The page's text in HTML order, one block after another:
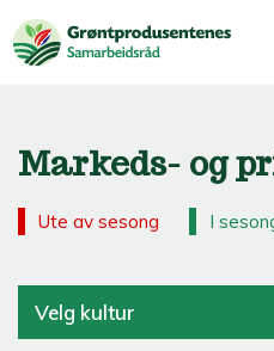
Markeds- og
Ute av sesong I
Velg kultur